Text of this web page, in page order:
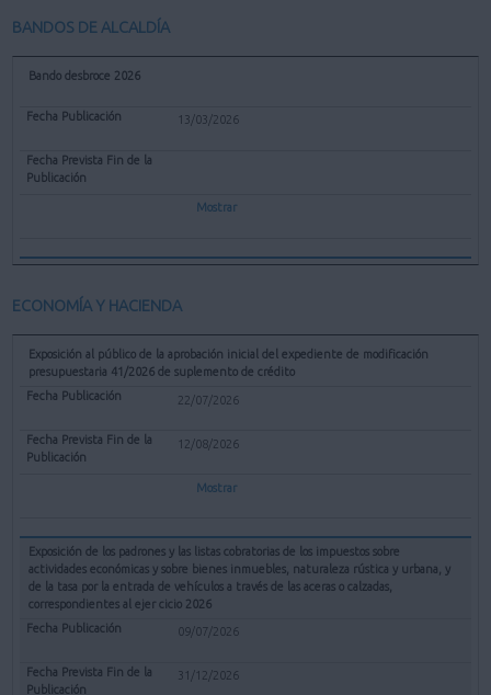
BANDOS DE ALCALDÍA
Bando desbroce 2026
13/03/2026
Mostrar
ECONOMÍA Y HACIENDA
Exposición al público de la aprobación inicial del expediente de modificación
presupuestaria 41/2026 de suplemento de crédito
22/07/2026
12/08/2026
Mostrar
Exposición de los padrones y las listas cobratorias de los impuestos sobre
actividades económicas y sobre bienes inmuebles, naturaleza rústica y urbana, y
de la tasa por la entrada de vehículos a través de las aceras o calzadas,
correspondientes al ejer cicio 2026
09/07/2026
31/12/2026